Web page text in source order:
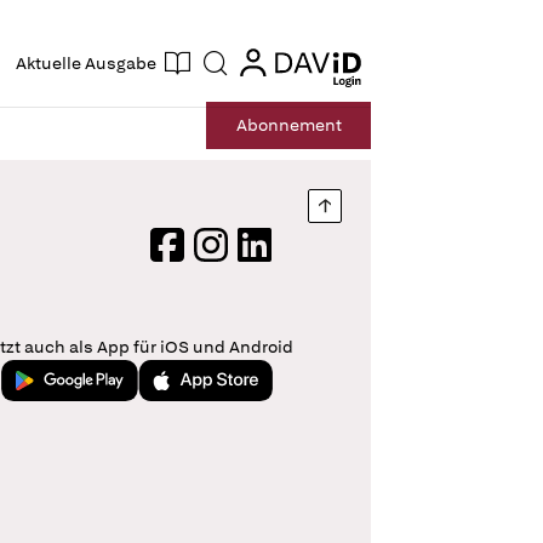
Aktuelle Ausgabe Suche login
login
Abonnement
Nach oben springen
FacebookInstagram
LinkedIn
auch als App für iOS und Android
Jetzt bei Google PlayLaden im App Store